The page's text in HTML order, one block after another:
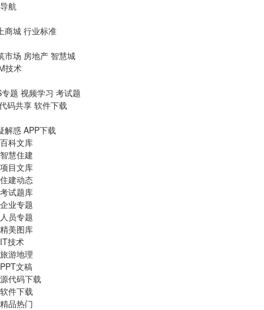
导航
商城 行业标准
市场 房地产 智慧城
技术
题 视频学习 考试题
码共享 软件下载
解惑 APP下载
百科文库
智慧住建
项目文库
住建动态
考试题库
企业专题
人员专题
精美图库
IT技术
旅游地理
PPT文稿
源代码下载
软件下载
精品热门